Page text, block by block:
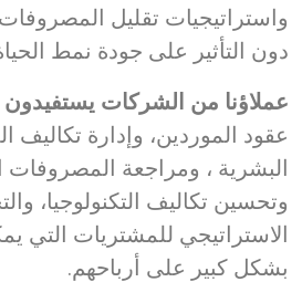
واستراتيجيات تقليل المصروفات
دون التأثير على جودة نمط
عملاؤنا من الشركات
عقود الموردين، وإدارة تكاليف
البشرية ، ومراجعة المصروفات
وتحسين تكاليف التكنولوجيا،
الاستراتيجي للمشتريات التي
بشكل كبير على أرباحهم.